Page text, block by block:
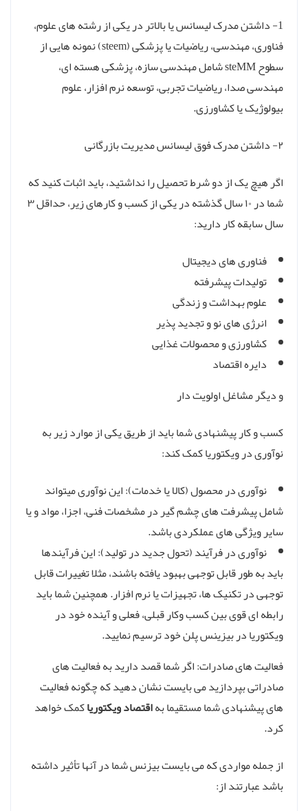
1- داشتن مدرک لیسانس یا بالاتر در یکی از رشته های علوم،
فناوری، مهندسی، ریاضیات یا پزشکی (steem) نمونه هایی از
سطوح steMM شامل مهندسی سازه، پزشکی هسته ای،
مهندسی صدا، ریاضیات تجربی، توسعه نرم افزار، علوم
بیولوژیک یا کشاورزی.
۲- داشتن مدرک فوق لیسانس مدیریت بازرگانی
اگر هیچ یک از دو شرط تحصیل را نداشتید، باید اثبات کنید که
شما در ۱۰ سال گذشته در یکی از کسب و کارهای زیر، حداقل ۳
سال سابقه کار دارید:
فناوری های دیجیتال
تولیدات پیشرفته
علوم بهداشت و زندگی
انرژی های نو و تجدید پذیر
کشاورزی و محصولات غذایی
دایره اقتصاد
و دیگر مشاغل اولویت دار
کسب و کار پیشنهادی شما باید از طریق یکی از موارد زیر به
نوآوری در ویکتوریا کمک کند:
نوآوری در محصول (کالا یا خدمات): این نوآوری میتواند
شامل پیشرفت های چشم گیر در مشخصات فنی، اجزا، مواد و یا
سایر ویژگی های عملکردی باشد.
نوآوری در فرآیند (تحول جدید در تولید): این فرآیندها
باید به طور قابل توجهی بهبود یافته باشند، مثلا تغییرات قابل
توجهی در تکنیک ها، تجهیزات یا نرم افزار. همچنین شما باید
رابطه ای قوی بین کسب وکار قبلی، فعلی و آینده خود در
ویکتوریا در بیزینس پلن خود ترسیم نمایید.
فعالیت های صادرات: اگر شما قصد داريد به فعالیت های
صادراتی بپردازید می بایست نشان دهید که چگونه فعالیت
های پیشنهادی شما مستقیما بهاقتصاد ویکتوریاکمک خواهد
کرد.
از جمله مواردی که می بایست بیزنس شما در آنها تأثیر داشته
باشد عبارتند از: